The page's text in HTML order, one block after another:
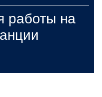
работы на